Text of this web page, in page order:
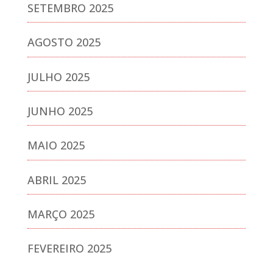
SETEMBRO 2025
AGOSTO 2025
JULHO 2025
JUNHO 2025
MAIO 2025
ABRIL 2025
MARÇO 2025
FEVEREIRO 2025